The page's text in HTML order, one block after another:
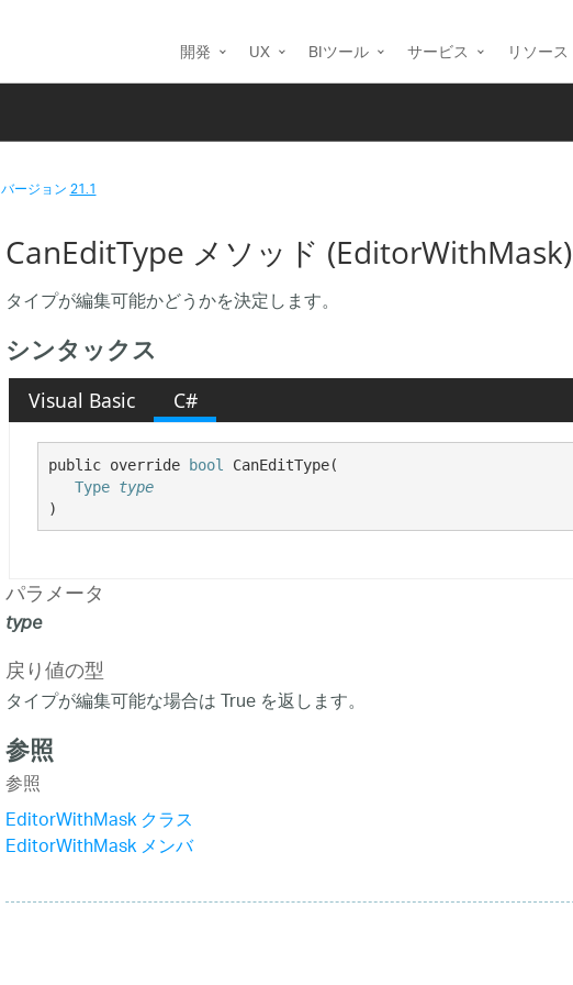
開発 UX BIツール サービス リソース
バージョン21.1
CanEditType メソッド (EditorWithMask)
タイプが編集可能かどうかを決定します。
シンタックス
Visual Basic C#
public override bool
CanEditType(
Type type
)
パラメータ
type
戻り値の型
タイプが編集可能な場合は True を返します。
参照
参照
EditorWithMask クラス
EditorWithMask メンバ